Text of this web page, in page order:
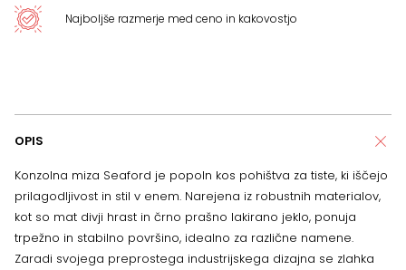
Najboljše razmerje med ceno in kakovostjo
OPIS
Konzolna miza Seaford je popoln kos pohištva za tiste, ki iščejo
prilagodljivost in stil v enem. Narejena iz robustnih materialov,
kot so mat divji hrast in črno prašno lakirano jeklo, ponuja
trpežno in stabilno površino, idealno za različne namene.
Zaradi svojega preprostega industrijskega dizajna se zlahka